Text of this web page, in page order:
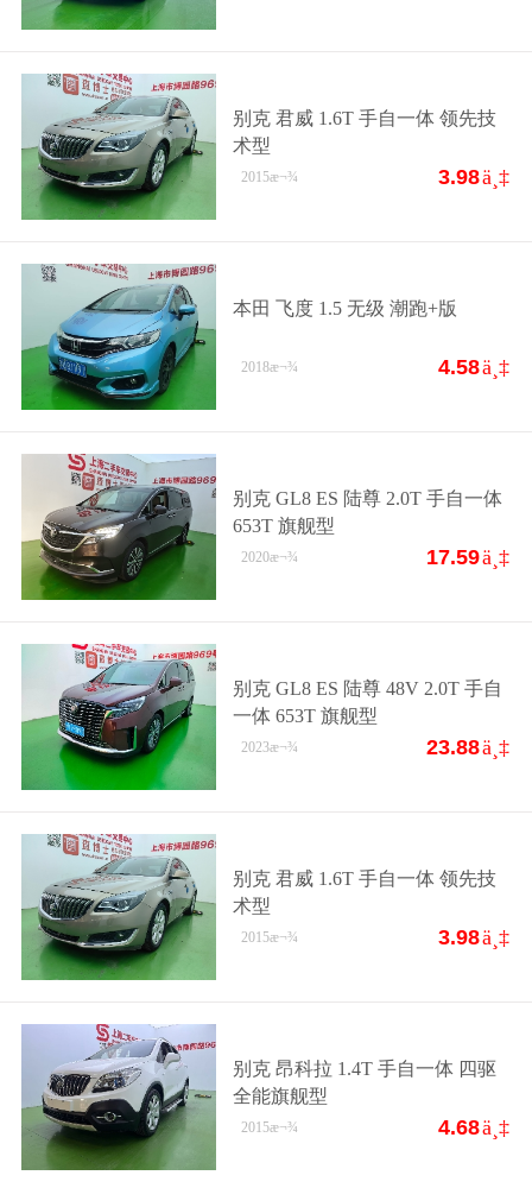
别克 君威 1.6T 手自一体 领先技
术型
3.98ä¸‡
2015æ¬¾
本田 飞度 1.5 无级 潮跑+版
4.58ä¸‡
2018æ¬¾
别克 GL8 ES 陆尊 2.0T 手自一体
653T 旗舰型
17.59ä¸‡
2020æ¬¾
别克 GL8 ES 陆尊 48V 2.0T 手自
一体 653T 旗舰型
23.88ä¸‡
2023æ¬¾
别克 君威 1.6T 手自一体 领先技
术型
3.98ä¸‡
2015æ¬¾
别克 昂科拉 1.4T 手自一体 四驱
全能旗舰型
4.68ä¸‡
2015æ¬¾